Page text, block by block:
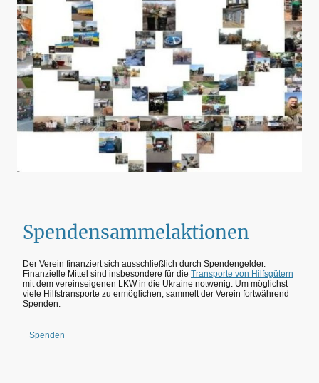
Spendensammelaktionen
Der Verein finanziert sich ausschließlich durch Spendengelder.
Finanzielle Mittel sind insbesondere für die Transporte von Hilfsgütern
mit dem vereinseigenen LKW in die Ukraine notwenig. Um möglichst
viele Hilfstransporte zu ermöglichen, sammelt der Verein fortwährend
Spenden.
Spenden